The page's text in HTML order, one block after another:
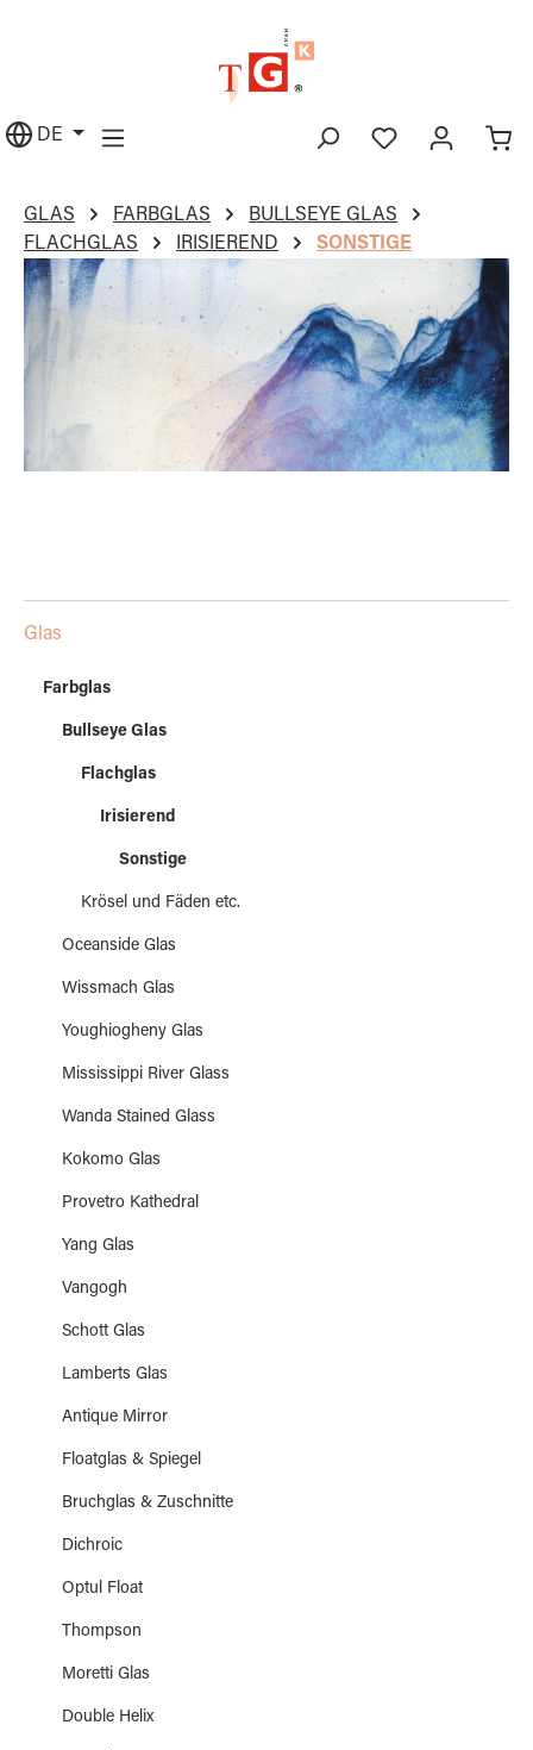
DE
GLAS FARBGLAS
BULLSEYE GLAS
FLACHGLAS
IRISIEREND SONSTIGE
Glas
Farbglas
Bullseye Glas
Flachglas
Irisierend
Sonstige
Krösel und Fäden etc.
Oceanside Glas
Wissmach Glas
Youghiogheny Glas
Mississippi River Glass
Wanda Stained Glass
Kokomo Glas
Provetro Kathedral
Yang Glas
Vangogh
Schott Glas
Lamberts Glas
Antique Mirror
Floatglas & Spiegel
Bruchglas & Zuschnitte
Dichroic
Optul Float
Thompson
Moretti Glas
Double Helix